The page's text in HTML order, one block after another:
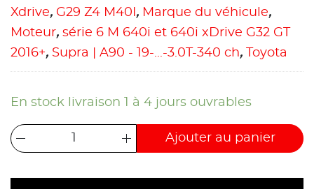
Xdrive, G29 Z4 M40I , Marque du véhicule,
Moteur, série 6 M 640i et 640i xDrive G32 GT
2016+, Supra | A90 - 19-...-3.0T-340 ch, Toyota
En stock livraison 1 à 4 jours ouvrables
Ajouter au panier